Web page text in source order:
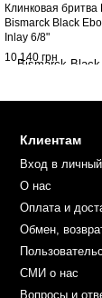
Клинковая бритва
Bismarck Black
Inlay 6/8"
10 140 грн
Клиентам
Вход в
О нас
Оплата и
Обмен,
СМИ о нас
Вопросы и